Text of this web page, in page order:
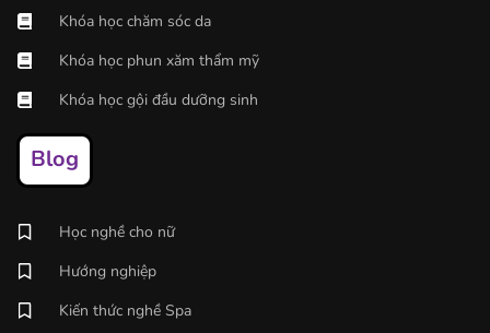
Khóa học chăm sóc da
Khóa học phun xăm thẩm mỹ
Khóa học gội đầu dưỡng sinh
Blog
Học nghề cho nữ
Hướng nghiệp
Kiến thức nghề Spa